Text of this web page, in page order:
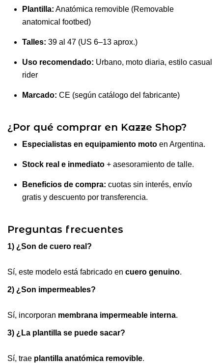
Plantilla: Anatómica removible (Removable
anatomical footbed)
Talles: 39 al 47 (US 6–13 aprox.)
Uso recomendado: Urbano, moto diaria, estilo casual
rider
Marcado: CE (según catálogo del fabricante)
¿Por qué comprar en Kazze Shop?
Especialistas en equipamiento moto en Argentina.
Stock real e inmediato + asesoramiento de talle.
Beneficios de compra: cuotas sin interés, envío
gratis y descuento por transferencia.
Preguntas frecuentes
1) ¿Son de cuero real?
Sí, este modelo está fabricado en cuero genuino.
2) ¿Son impermeables?
Sí, incorporan membrana impermeable interna.
3) ¿La plantilla se puede sacar?
Sí, trae plantilla anatómica removible.